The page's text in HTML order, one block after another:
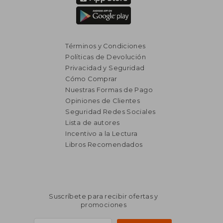
Términos y Condiciones
Políticas de Devolución
Privacidad y Seguridad
Cómo Comprar
Nuestras Formas de Pago
Opiniones de Clientes
Seguridad Redes Sociales
Lista de autores
Incentivo a la Lectura
Libros Recomendados
Suscríbete para recibir ofertas y
promociones